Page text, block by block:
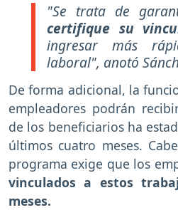
"Se trata de
certifique su
ingresar más
laboral", anotó
De forma adicional, la
empleadores podrán
de los beneficiarios ha
últimos cuatro meses.
programa exige que los
vinculados a estos
meses.